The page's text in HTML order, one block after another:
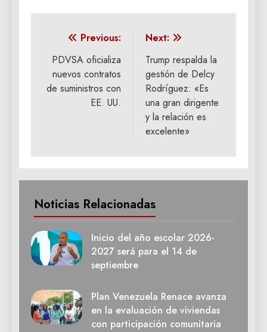
Navegación
de
entradas
Previous:
PDVSA oficializa
nuevos contratos
de suministros con
EE. UU.
Next:
Trump respalda la
gestión de Delcy
Rodríguez: «Es
una gran dirigente
y la relación es
excelente»
Noticias Relacionadas
Inicio del año escolar 2026-
2027 será para el 14 de
septiembre
Plan Venezuela Renace avanza
en la evaluación de viviendas
con participación comunitaria